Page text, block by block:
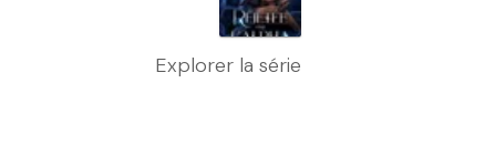
Explorer la série